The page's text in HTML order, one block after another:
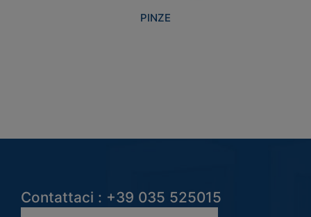
PINZE
Contattaci : +39 035 525015